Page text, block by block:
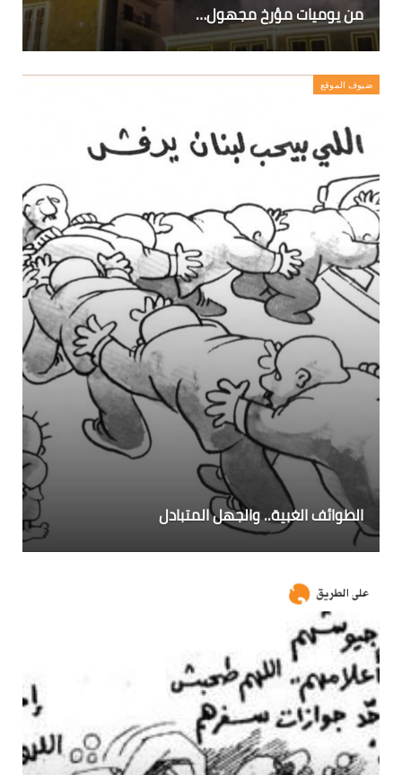
من يوميات مؤرخ مجهول…
ضيوف الموقع
الطوائف الغبية.. والجهل المتبادل